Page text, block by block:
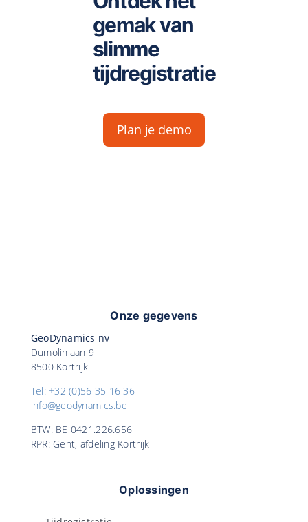
gemak van
slimme
tijdregistratie
Plan je demo
Onze gegevens
GeoDynamics nv
Dumolinlaan 9
8500 Kortrijk
Tel: +32 (0)56 35 16 36
info@geodynamics.be
BTW: BE 0421.226.656
RPR: Gent, afdeling Kortrijk
Oplossingen